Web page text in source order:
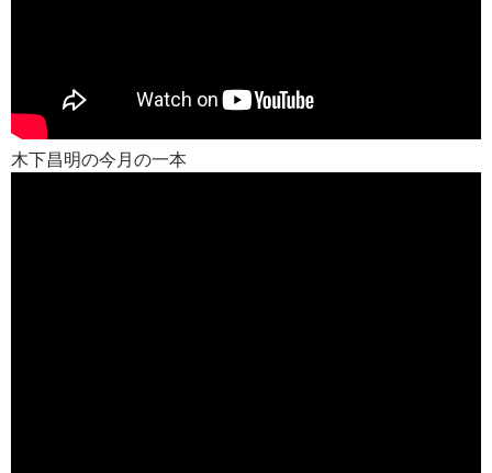
木下昌明の今月の一本